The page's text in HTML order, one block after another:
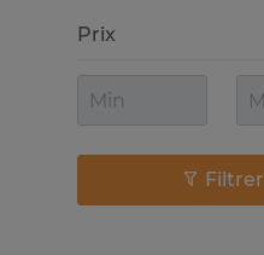
Prix
Filtrer